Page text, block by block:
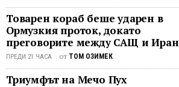
Товарен кораб беше ударен в
Ормузкия проток, докато
преговорите между САЩ и Иран
останаха в безизходица
ПРЕДИ 21 ЧАСА от ТОМ ОЗИМЕК
Триумфът на Мечо Пух